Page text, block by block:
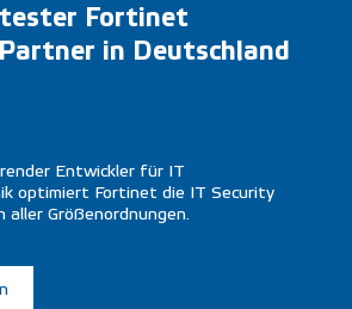
Fortinet
in Deutschland
Entwickler für IT
optimiert Fortinet die IT Security
aller Größenordnungen.